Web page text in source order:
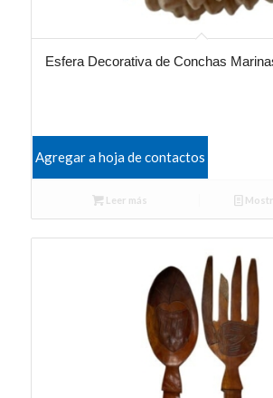
Esfera Decorativa de Conchas
Agregar a hoja de contactos
Leer más